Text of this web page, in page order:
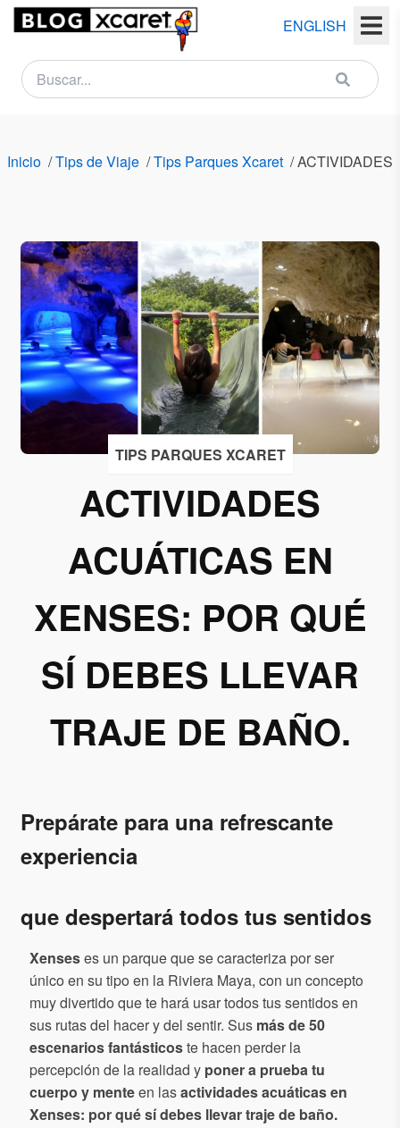
ENGLISH
Inicio /Tips de Viaje /Tips Parques Xcaret /ACTIVIDADES
TIPS PARQUES XCARET
ACTIVIDADES
ACUÁTICAS EN
XENSES: POR QUÉ
SÍ DEBES LLEVAR
TRAJE DE BAÑO.
Prepárate para una refrescante
experiencia
que despertará todos tus sentidos
Xenseses un parque que se caracteriza por ser
único en su tipo en la Riviera Maya, con un concepto
muy divertido que te hará usar todos tus sentidos en
sus rutas del hacer y del sentir. Sus más de 50
escenarios fantásticoste hacen perder la
percepción de la realidad y poner a prueba tu
cuerpo y menteen lasactividades acuáticas en
Xenses: por qué sí debes llevar traje de baño.
NEWSLETTER
Nombre
(s)
Email
País
recibir
Grupo
Xcaret
permiso
para
suscribirme
a esta lista
Aceptar